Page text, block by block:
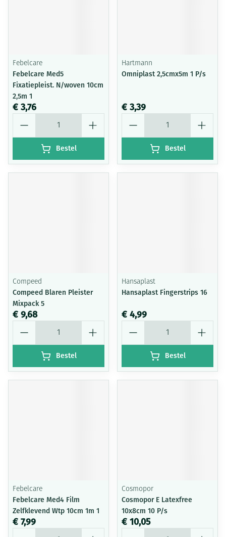
Febelcare
Febelcare Med5
Fixatiepleist. N/woven 10cm
2,5m 1
€ 3,76
Bestel
Hartmann
Omniplast 2,5cmx5m 1 P/s
€ 3,39
Bestel
Compeed
Compeed Blaren Pleister
Mixpack 5
€ 9,68
Bestel
Hansaplast
Hansaplast Fingerstrips 16
€ 4,99
Bestel
Febelcare
Febelcare Med4 Film
Zelfklevend Wtp 10cm 1m 1
€ 7,99
Cosmopor
Cosmopor E Latexfree
10x8cm 10 P/s
€ 10,05